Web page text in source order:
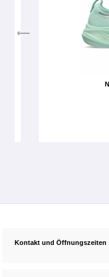
Kontakt und Öffnungszeiten